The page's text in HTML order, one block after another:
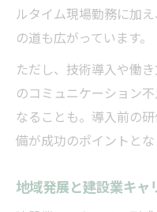
ルタイム現場勤務に加
の道も広がっています。
ただし、技術導入や働
のコミュニケーション
なることも。導入前の
備が成功のポイントとな
地域発展と建設業キャ